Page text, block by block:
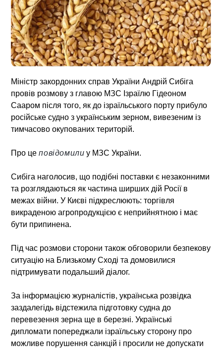
Міністр закордонних справ України Андрій Сибіга
провів розмову з главою МЗС Ізраїлю Гідеоном
Сааром після того, як до ізраїльського порту прибуло
російське судно з українським зерном, вивезеним із
тимчасово окупованих територій.
Про цеповідомили у МЗС України.
Сибіга наголосив, що подібні поставки є незаконними
та розглядаються як частина ширших дій Росії в
межах війни. У Києві підкреслюють: торгівля
викраденою агропродукцією є неприйнятною і має
бути припинена.
Під час розмови сторони також обговорили безпекову
ситуацію на Близькому Сході та домовилися
підтримувати подальший діалог.
За інформацією журналістів, українська розвідка
заздалегідь відстежила підготовку судна до
перевезення зерна ще в березні. Українські
дипломати попереджали ізраїльську сторону про
можливе порушення санкцій і просили не допускати